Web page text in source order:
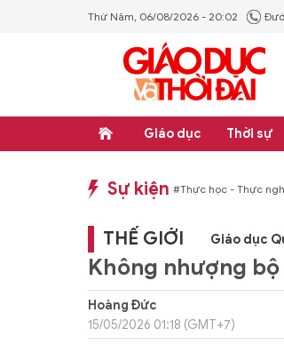
Thứ Năm, 06/08/2026 - 20:02
Giáo dục Thời sự
Sự kiện
văn bản quy phạm pháp luật #Thực học - Thực
THẾ GIỚI Giáo dục
Không nhượng
Hoàng Đức
15/05/2026 01:18 (GMT+7)